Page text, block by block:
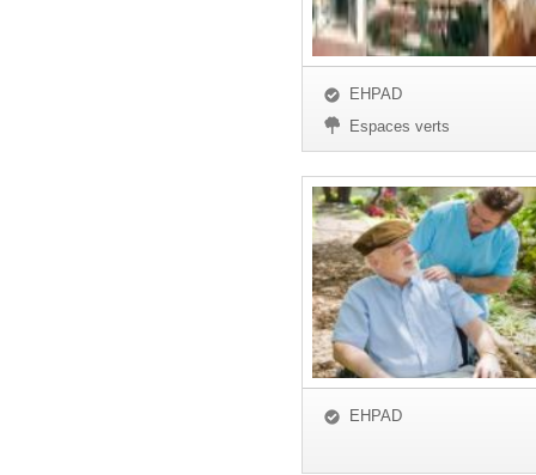
EHPAD
Espaces verts
EHPAD